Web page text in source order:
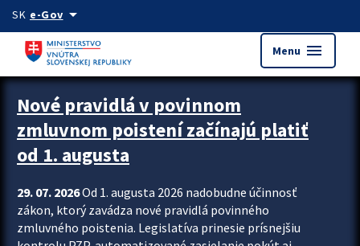
Preskocit na hlavný obsah
SK e-Govarrow_drop_down
Menu menu
Zastavit automatický posun upútavok
Nové pravidlá v povinnom
zmluvnom poistení začínajú platiť
od 1. augusta
29. 07. 2026Od 1. augusta 2026 nadobudne účinnosť
zákon, ktorý zavádza nové pravidlá povinného
zmluvného poistenia. Legislatíva prinesie prísnejšiu